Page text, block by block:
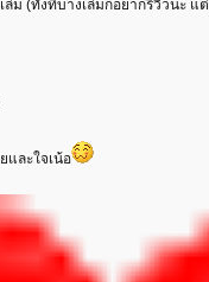
ล่ม (ทั้งที่บางเล่มก็อยากรีวิวนะ
และใจเน้อ